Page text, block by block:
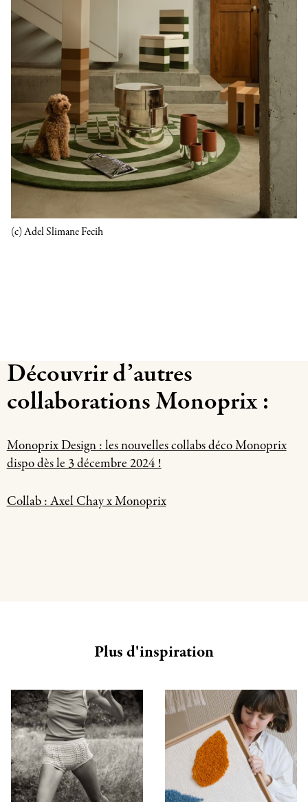
(c) Adel Slimane Fecih
Découvrir d’autres
collaborations Monoprix :
Monoprix Design : les nouvelles collabs déco Monoprix
dispo dès le 3 décembre 2024 !
Collab : Axel Chay x Monoprix
Plus d'inspiration